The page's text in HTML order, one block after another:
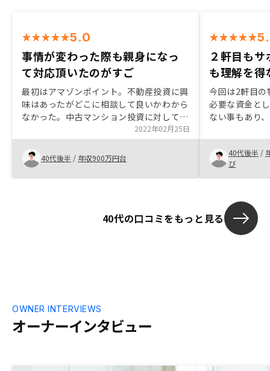
5.0
事情が変わった際も親身になっ
て対応頂いたのがすご
最初はアマゾンポイント。不動産投資に興
味はあったがどこに相談して良いかわから
なかった。中古マンション投資に対して深
く理解するこができよかった。説明も丁寧
で他を検討する考えがなくなった。できた
ら、手出しながない提案をしていただきた
かった。
2022年02月25日
40代後半 / 年収900万円台
２軒目も
も理解を得
今回は2軒目
必要な資金と
ない事もあり
設定し、1件
ておりました。 次の物件の立地は、
アを分ける事
いう事と、今
て頂き、福岡
回改めて家族
かあったら借
40代後半 /
び
40代の口コミをもっと見る
オーナーインタビュー
OWNER INTERVIEWS